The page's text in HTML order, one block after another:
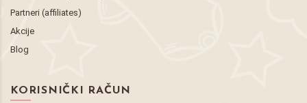
Partneri (affiliates)
Akcije
Blog
KORISNIČKI RAČUN